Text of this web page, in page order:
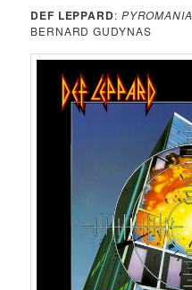
DEF LEPPARD: PYROMANIA
BERNARD GUDYNAS